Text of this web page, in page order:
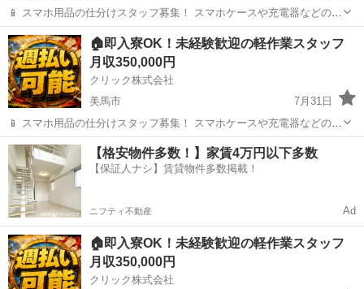
📱 スマホ用品の仕分けスタッフ募集！ スマホケースや充電器などの仕
分け・検品を行うシンプルなお仕事です♪
━━━━━━━━━━━━━━━━ 📲 ご応募はこちら（24時間受付
中） https://lin.ee/...
徳島 三好市 工場
🏠即入寮OK！未経験歓迎の軽作業スタッフ
月収350,000円
クリック株式会社
美馬市
7月31日
📱 スマホ用品の仕分けスタッフ募集！ スマホケースや充電器などの仕
分け・検品を行うシンプルなお仕事です♪
━━━━━━━━━━━━━━━━ 📲 ご応募はこちら（24時間受付
中） https://lin.ee/...
徳島 美馬市 工場
【格安物件多数！】家賃4万円以下多数
【保証人ナシ】賃貸物件多数掲載！
ニフティ不動産 Ad
🏠即入寮OK！未経験歓迎の軽作業スタッフ
月収350,000円
クリック株式会社